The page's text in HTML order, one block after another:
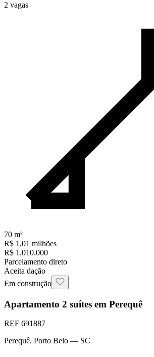
2 vagas
70 m²
R$ 1,01 milhões
R$ 1.010.000
Parcelamento direto
Aceita dação
Em construção
Apartamento 2 suítes em Perequê
REF 691887
Perequê, Porto Belo — SC